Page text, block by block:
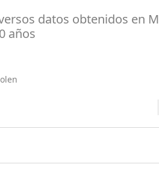
datos obtenidos en
años